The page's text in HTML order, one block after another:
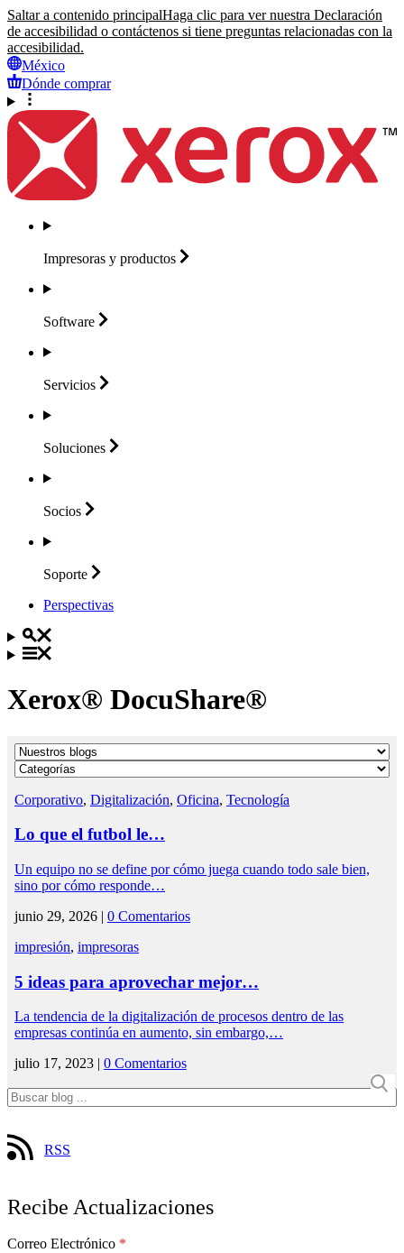
Saltar a contenido principalHaga clic para ver nuestra Declaración
de accesibilidad o contáctenos si tiene preguntas relacionadas con la
accesibilidad.
México
Dónde comprar
Impresoras y productos
Software
Servicios
Soluciones
Socios
Soporte
Perspectivas
Xerox® DocuShare®
Corporativo, Digitalización, Oficina, Tecnología
Lo que el futbol le…
Un equipo no se define por cómo juega cuando todo sale bien,
sino por cómo responde…
junio 29, 2026 | 0 Comentarios
impresión, impresoras
5 ideas para aprovechar mejor…
La tendencia de la digitalización de procesos dentro de las
empresas continúa en aumento, sin embargo,…
julio 17, 2023 | 0 Comentarios
RSS
Recibe Actualizaciones
Correo Electrónico *